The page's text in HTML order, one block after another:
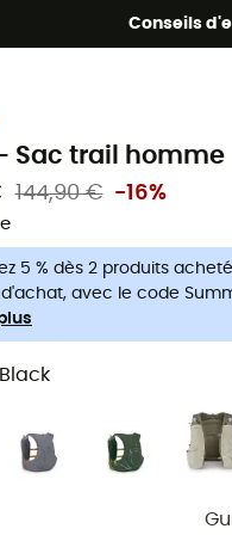
Conseils
Sac trail homme
144,90 € -16%
5 % dès 2 produits
avec le code
Black